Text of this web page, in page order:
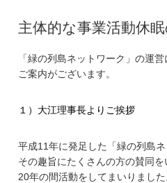
主体的な事業活動休
「緑の列島ネットワーク」の運
ご案内がございます。
１）大江理事長よりご挨拶
平成11年に発足した「緑の列島ネ
その趣旨にたくさんの方の賛同を
20年の間活動をしてまいりました